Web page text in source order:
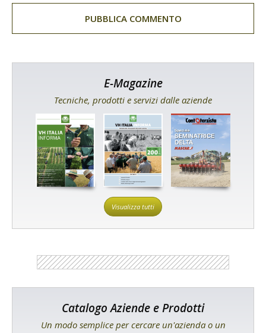
E-Magazine
Tecniche, prodotti e servizi dalle aziende
Visualizza tutti
Catalogo Aziende e Prodotti
Un modo semplice per cercare un'azienda o un